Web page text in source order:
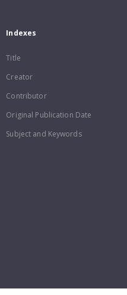
Indexes
Title
Creator
Contributor
Original Publication Date
Subject and Keywords